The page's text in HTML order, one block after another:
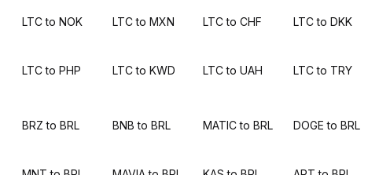
LTC to NOK LTC to MXN LTC to CHF LTC to DKK
LTC to PHP LTC to KWD LTC to UAH LTC to TRY
BRZ to BRL BNB to BRL MATIC to BRL DOGE to BRL